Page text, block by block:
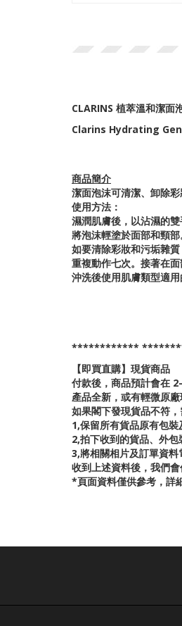
CLARINS 植萃溫和潔
Clarins Hydrating
商品簡介
潔面泡沫可清潔、卸除
使用方法：
濕潤肌膚後，以沾濕的雙
將泡沫輕塗於面部和頸部
如要清除彩妝和污垢雜
重複動作七次。接著在
沖洗後使用肌膚類型適用
************
【即買直購】現貨商品
付款後，商品預計會在
產品全新，或有輕微原
如果閣下發現貨品不符
1,保留所有貨品原有包
2,拍下收到的貨品、外
3,將相關相片及訂單資料
收到上述資料後，我們
*頁面資料僅供參考，詳